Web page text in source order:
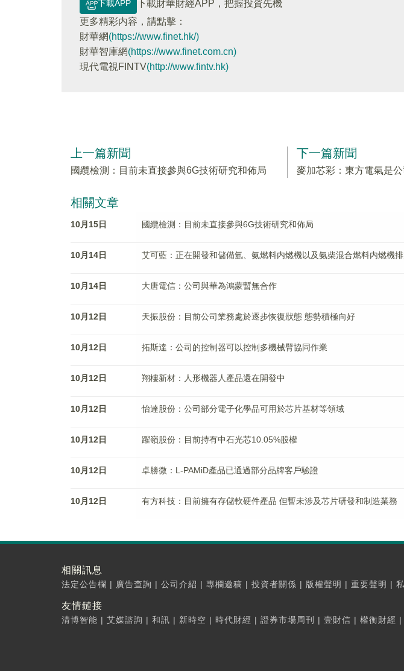
下載APP
下載財華財經APP，把握投資先機
更多精彩内容，請點擊：
財華網(https://www.finet.hk/)
財華智庫網(https://www.finet.com.cn)
現代電視FINTV(http://www.fintv.hk)
上一篇新聞
國纜檢測：目前未直接參與6G技術研究和佈局
下一篇新聞
麥加芯彩：東方電氣是
相關文章
10月15日 國纜檢測：目前未直接參與6G技術研究和佈局
10月14日 艾可藍：正在開發和儲備氫、氨燃料内燃機以及氨柴混合燃料内燃機
10月14日 大唐電信：公司與華為鴻蒙暫無合作
10月12日 天振股份：目前公司業務處於逐步恢復狀態 態勢積極向好
10月12日 拓斯達：公司的控制器可以控制多機械臂協同作業
10月12日 翔樓新材：人形機器人產品還在開發中
10月12日 怡達股份：公司部分電子化學品可用於芯片基材等領域
10月12日 躍嶺股份：目前持有中石光芯10.05%股權
10月12日 卓勝微：L-PAMiD產品已通過部分品牌客戶驗證
10月12日 有方科技：目前擁有存儲軟硬件產品 但暫未涉及芯片研發和制造業務
相關訊息
法定公告欄 | 廣告查詢 | 公司介紹 | 專欄邀稿 | 投資者關係 | 版權聲明 | 重要聲明 |
友情鏈接
清博智能 | 艾媒諮詢 | 和訊 | 新時空 | 時代財經 | 證券市場周刊 | 壹財信 | 權衡財經 |